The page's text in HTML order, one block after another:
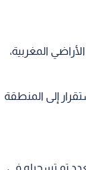
عائدين إلى الأراضي المغربية،
إلى المنطقة
تم تسجيله في